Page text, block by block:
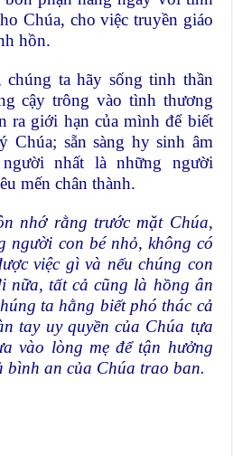
Chúa, cho việc truyền giáo
hồn.
ta hãy sống tinh thần
cậy trông vào tình thương
ra giới hạn của mình để biết
Chúa; sẵn sàng hy sinh âm
nhất là những người
mến chân thành.
nhớ rằng trước mặt Chúa,
người con bé nhỏ, không có
việc gì và nếu chúng con
nữa, tất cả cũng là hồng ân
ta hằng biết phó thác cả
tay uy quyền của Chúa tựa
vào lòng mẹ để tận hưởng
bình an của Chúa trao ban.